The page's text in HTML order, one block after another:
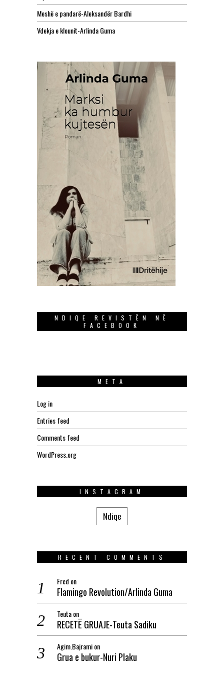
Meshë e pandarë-Aleksandër Bardhi
Vdekja e klounit-Arlinda Guma
NDIQE REVISTËN NË
FACEBOOK
META
Log in
Entries feed
Comments feed
WordPress.org
INSTAGRAM
Ndiqe
RECENT COMMENTS
Fred on
Flamingo Revolution/Arlinda Guma
Teutaon
RECETË GRUAJE-Teuta Sadiku
Agim.Bajramion
Grua e bukur-Nuri Plaku